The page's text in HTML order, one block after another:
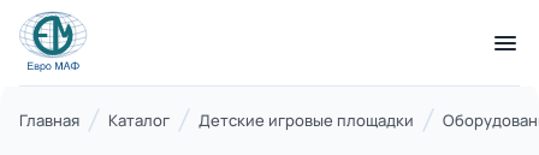
КАТАЛОГ ТОВАРОВ
Главная Каталог Детские игровые площадки